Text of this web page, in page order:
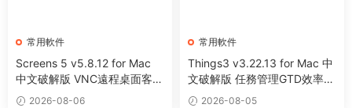
常用軟件
Screens 5 v5.8.12 for Mac
中文破解版 VNC遠程桌面客戶
端應用程序
2026-08-06
常用軟件
Things3 v3.22.13 for Mac 中
文破解版 任務管理GTD效率工
具 2026-08-05